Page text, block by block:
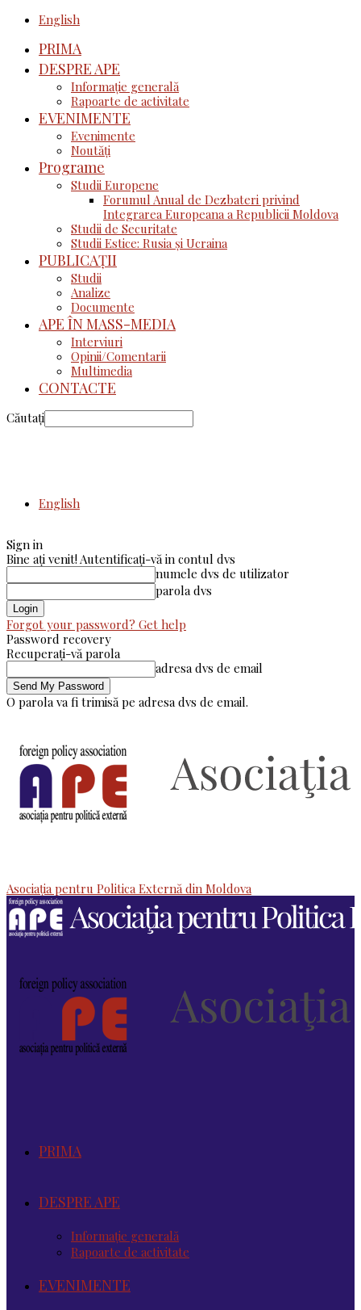
English
PRIMA
DESPRE APE
Informație generală
Rapoarte de activitate
EVENIMENTE
Evenimente
Noutăţi
Programe
Studii Europene
Forumul Anual de Dezbateri privind
Integrarea Europeana a Republicii Moldova
Studii de Securitate
Studii Estice: Rusia și Ucraina
PUBLICAȚII
Studii
Analize
Documente
APE ÎN MASS-MEDIA
Interviuri
Opinii/Comentarii
Multimedia
CONTACTE
Căutați
English
Sign in
Bine ați venit! Autentificați-vă in contul dvs
numele dvs de utilizator
parola dvs
Forgot your password? Get help
Password recovery
Recuperați-vă parola
adresa dvs de email
O parola va fi trimisă pe adresa dvs de email.
Asociaţia pentru Politica Externă din Moldova
PRIMA
DESPRE APE
Informație generală
Rapoarte de activitate
EVENIMENTE